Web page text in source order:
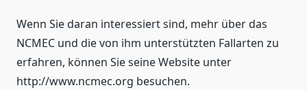
Wenn Sie daran interessiert sind, mehr über das
NCMEC und die von ihm unterstützten Fallarten zu
erfahren, können Sie seine Website unter
http://www.ncmec.org besuchen.